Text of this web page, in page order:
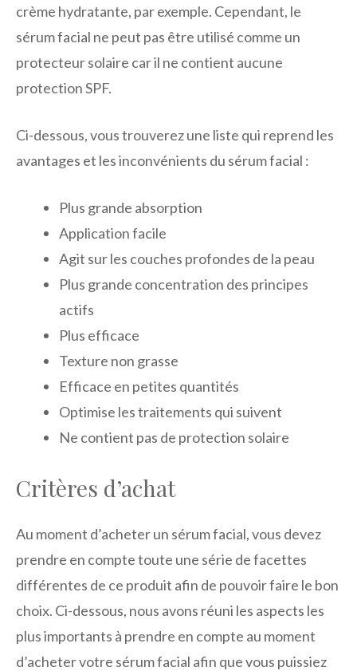
crème hydratante, par exemple. Cependant, le
sérum facial ne peut pas être utilisé comme un
protecteur solaire car il ne contient aucune
protection SPF.
Ci-dessous, vous trouverez une liste qui reprend les
avantages et les inconvénients du sérum facial :
Plus grande absorption
Application facile
Agit sur les couches profondes de la peau
Plus grande concentration des principes
actifs
Plus efficace
Texture non grasse
Efficace en petites quantités
Optimise les traitements qui suivent
Ne contient pas de protection solaire
Critères d’achat
Au moment d’acheter un sérum facial, vous devez
prendre en compte toute une série de facettes
différentes de ce produit afin de pouvoir faire le bon
choix. Ci-dessous, nous avons réuni les aspects les
plus importants à prendre en compte au moment
d’acheter votre sérum facial afin que vous puissiez